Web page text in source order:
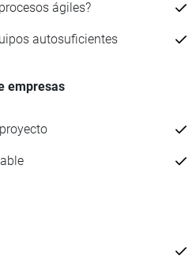
ágiles?
autosuficientes
empresas